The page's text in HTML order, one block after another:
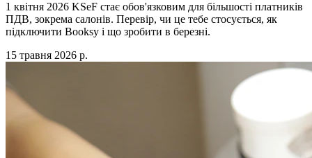
1 квітня 2026 KSeF стає обов'язковим для більшості платників
ПДВ, зокрема салонів. Перевір, чи це тебе стосується, як
підключити Booksy і що зробити в березні.
15 травня 2026 р.